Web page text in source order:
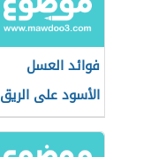
فوائد العسل
الأسود على الريق